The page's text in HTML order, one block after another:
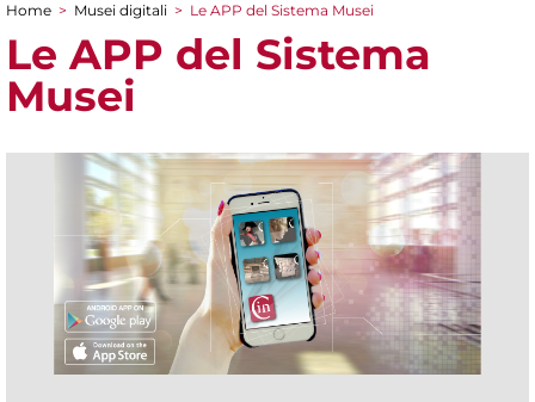
Tu sei qui
Home > Musei digitali > Le APP del Sistema Musei
Le APP del Sistema
Musei